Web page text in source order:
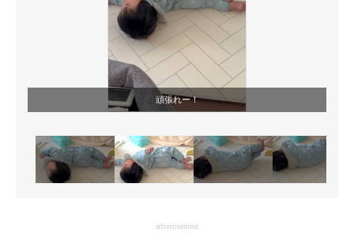
エネルギーの専門メディア
建設×テクノロジーの最前線
ちょっと気になるネットの話題頑張れー！
advertisement